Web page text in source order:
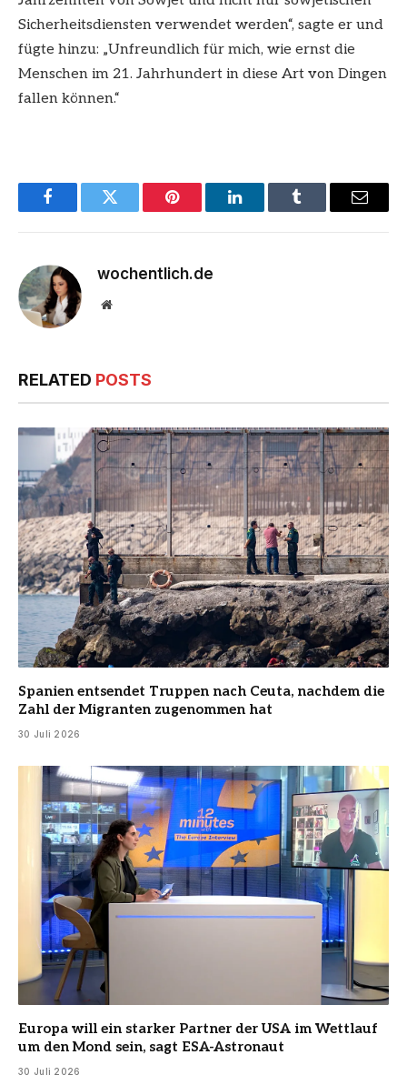
Sicherheitsdiensten verwendet werden“, sagte er und
fügte hinzu: „Unfreundlich für mich, wie ernst die
Menschen im 21. Jahrhundert in diese Art von Dingen
fallen können.“
FacebookTwitter Pinterest LinkedInTumblr Email
wochentlich.de
Website
RELATED POSTS
Spanien entsendet Truppen nach Ceuta, nachdem die
Zahl der Migranten zugenommen hat
30 Juli 2026
Europa will ein starker Partner der USA im Wettlauf
um den Mond sein, sagt ESA-Astronaut
30 Juli 2026